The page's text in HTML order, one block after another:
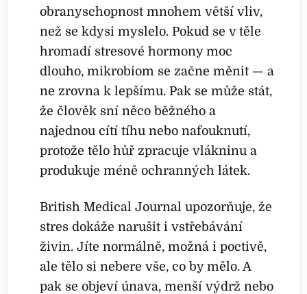
obranyschopnost mnohem větší vliv,
než se kdysi myslelo. Pokud se v těle
hromadí stresové hormony moc
dlouho, mikrobiom se začne měnit — a
ne zrovna k lepšímu. Pak se může stát,
že člověk sní něco běžného a
najednou cítí tíhu nebo nafouknutí,
protože tělo hůř zpracuje vlákninu a
produkuje méně ochranných látek.
British Medical Journal upozorňuje, že
stres dokáže narušit i vstřebávání
živin. Jíte normálně, možná i poctivě,
ale tělo si nebere vše, co by mělo. A
pak se objeví únava, menší výdrž nebo